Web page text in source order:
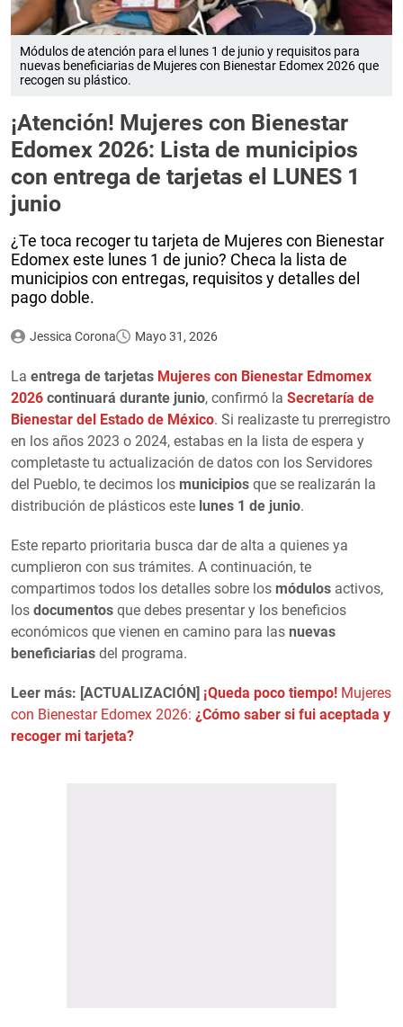
Módulos de atención para el lunes 1 de junio y requisitos para
nuevas beneficiarias de Mujeres con Bienestar Edomex 2026 que
recogen su plástico.
¡Atención! Mujeres con Bienestar
Edomex 2026: Lista de municipios
con entrega de tarjetas el LUNES 1
junio
¿Te toca recoger tu tarjeta de Mujeres con Bienestar
Edomex este lunes 1 de junio? Checa la lista de
municipios con entregas, requisitos y detalles del
pago doble.
Jessica Corona Mayo 31, 2026
La entrega de tarjetas Mujeres con Bienestar Edmomex
2026 continuará durante junio, confirmó la Secretaría de
Bienestar del Estado de México. Si realizaste tu prerregistro
en los años 2023 o 2024, estabas en la lista de espera y
completaste tu actualización de datos con los Servidores
del Pueblo, te decimos los municipios que se realizarán la
distribución de plásticos este lunes 1 de junio.
Este reparto prioritaria busca dar de alta a quienes ya
cumplieron con sus trámites. A continuación, te
compartimos todos los detalles sobre los módulos activos,
los documentos que debes presentar y los beneficios
económicos que vienen en camino para las nuevas
beneficiarias del programa.
Leer más: [ACTUALIZACIÓN] ¡Queda poco tiempo! Mujeres
con Bienestar Edomex 2026: ¿Cómo saber si fui aceptada y
recoger mi tarjeta?